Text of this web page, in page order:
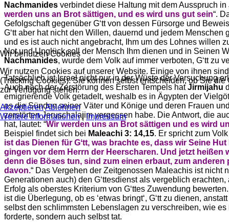
Nachmanides verbindet diese Haltung mit dem Ausspruch in
werden uns an Brot sättigen, und es wird uns gut sein“.
Gefolgschaft gegenüber Gʻtt von dessen Fürsorge und
Gʻtt aber hat nicht den Willen, dauernd und jedem Menschen
und es ist auch nicht angebracht, Ihm um des Lohnes willen
Not und Unglück soll der Mensch Ihm dienen und in Seinen
Nachmanides, wurde dem Volk auf immer verboten, Gʻtt zu
Tatsächlich ist Israel nicht nur in der Wüste der Versuchung
Auch nach der Zerstörung des Ersten Tempels hatJirmijahu
emigrierende Volk getadelt, weshalb es in Ägypten der
es die Sünden seiner Väter und Könige und deren Frauen
zerstörten Jeruschalajim vergessen habe. Die Antwort, die
hat, lautet: “Wir werden uns an Brot sättigen und es wird
Beispiel findet sich bei Maleachi 3: 14,15. Er spricht zum Volk
ist das Dienen für Gʻtt, was brachte es, dass wir Seine
gingen vor dem Herrn der Heerscharen. Und jetzt heißen
denn die Böses tun, sind zum einen erbaut, zum anderen
davon.“ Das Vergehen der Zeitgenossen Maleachis ist nicht
Generationen auch) den Gʻttesdienst als vergeblich
Erfolg als oberstes Kriterium von Gʻttes Zuwendung
ist die Überlegung, ob es ʻetwas bringtʻ, Gʻtt zu dienen,
selbst den schlimmsten Lebenslagen zu verschreiben, wie
forderte, sondern auch selbst tat.
Wir benutzen Cookies
Wir nutzen Cookies auf unserer Website. Einige von ihnen
(Tracking Cookies). Sie können selbst entscheiden, ob Sie
zur Verfügung stehen.
AkzeptierenAblehnen
Weitere Informationen|Impressum